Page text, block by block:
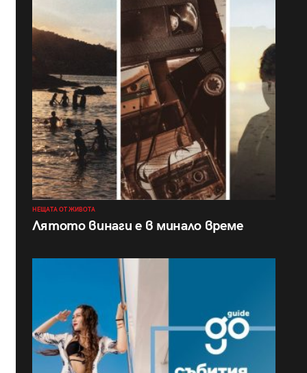
НЕЩАТА ОТ ЖИВОТА
Лятото винаги е в минало време